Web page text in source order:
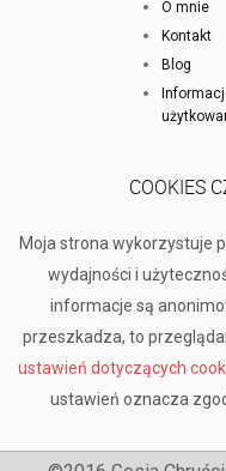
O mnie
Kontakt
Blog
COOKIES
Moja strona wykorzystuje
wydajności i
informacje są
przeszkadza, to
ustawień dotyczących
ustawień oznacza